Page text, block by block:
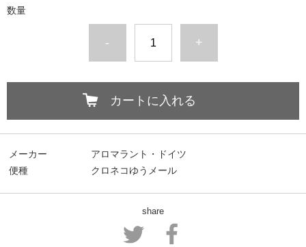
数量
- +
カートに入れる
メーカー
アロマラント・ドイツ
便種
クロネコゆうメール
share